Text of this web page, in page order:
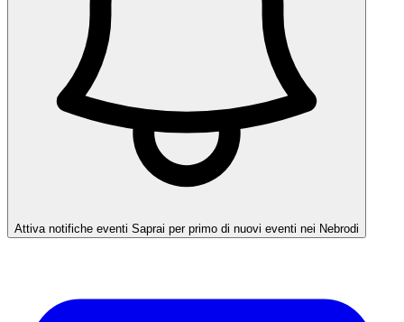
Attiva notifiche eventi Saprai per primo di nuovi eventi nei Nebrodi